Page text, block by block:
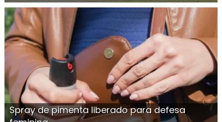
Spray de pimenta liberado para defesa